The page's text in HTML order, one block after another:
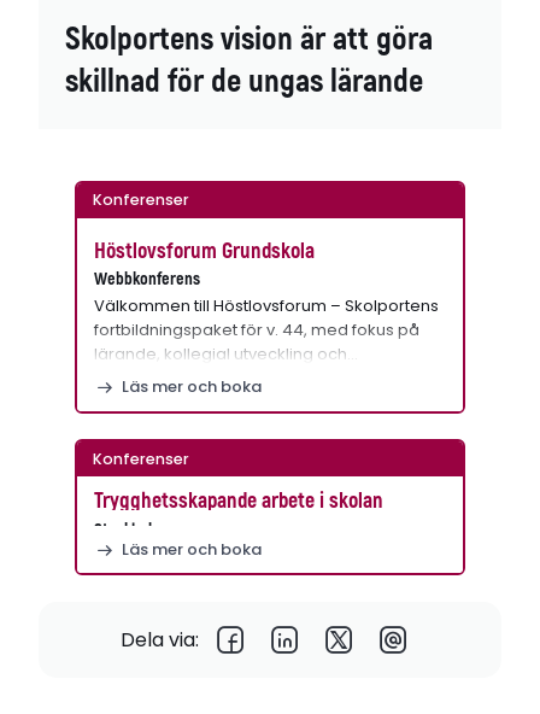
Skolportens vision är att göra
skillnad för de ungas lärande
Konferenser
Höstlovsforum Grundskola
Webbkonferens
Välkommen till Höstlovsforum – Skolportens
fortbildningspaket för v. 44, med fokus på
lärande, kollegial utveckling och…
Läs mer och boka
Konferenser
Trygghetsskapande arbete i skolan
Stockholm
Läs mer och boka
Dela via: